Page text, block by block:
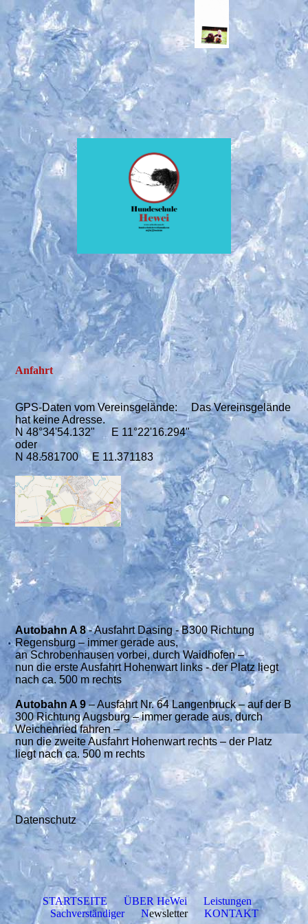
Anfahrt
GPS-Daten vom Vereinsgelände: Das Vereinsgelände
hat keine Adresse.
N 48°34'54.132" E 11°22'16.294"
oder
N 48.581700 E 11.371183
Autobahn A 8- Ausfahrt Dasing - B300 Richtung
Regensburg – immer gerade aus,
an Schrobenhausen vorbei, durch Waidhofen –
nun die erste Ausfahrt Hohenwart links - der Platz liegt
nach ca. 500 m rechts
Autobahn A 9– Ausfahrt Nr. 64 Langenbruck – auf der B
300 Richtung Augsburg – immer gerade aus, durch
Weichenried fahren –
nun die zweite Ausfahrt Hohenwart rechts – der Platz
liegt nach ca. 500 m rechts
Datenschutz
STARTSEITE ÜBER HeWei
Leistungen
Sachverständiger
Newsletter KONTAKT